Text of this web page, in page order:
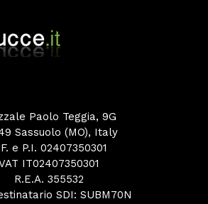
Paolo Teggia, 9G
Sassuolo (MO), Italy
e P.I. 02407350301
IT02407350301
R.E.A. 355532
SDI: SUBM70N